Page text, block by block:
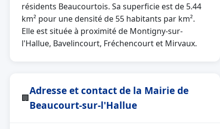
résidents Beaucourtois. Sa superficie est de 5.44
km² pour une densité de 55 habitants par km².
Elle est située à proximité de Montigny-sur-
l'Hallue, Bavelincourt, Fréchencourt et Mirvaux.
🏢
Adresse et contact de la Mairie de
Beaucourt-sur-l'Hallue